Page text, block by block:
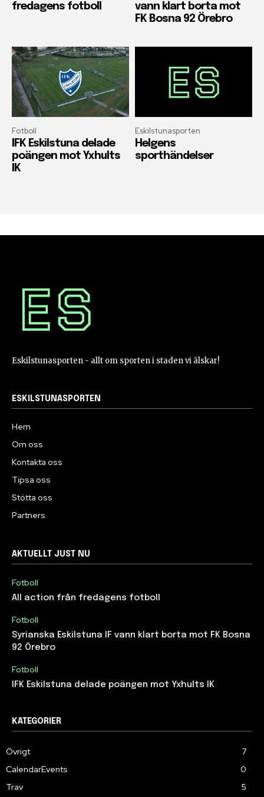
fredagens fotboll
vann klart borta mot
FK Bosna 92 Örebro
Fotboll
IFK Eskilstuna delade
poängen mot Yxhults
IK
Eskilstunasporten
Helgens
sporthändelser
Eskilstunasporten - allt om sporten i staden vi älskar!
ESKILSTUNASPORTEN
Hem
Om oss
Kontakta oss
Tipsa oss
Stötta oss
Partners
AKTUELLT JUST NU
Fotboll
All action från fredagens fotboll
Fotboll
Syrianska Eskilstuna IF vann klart borta mot FK Bosna
92 Örebro
Fotboll
IFK Eskilstuna delade poängen mot Yxhults IK
KATEGORIER
Övrigt
7
CalendarEvents
0
Trav
5